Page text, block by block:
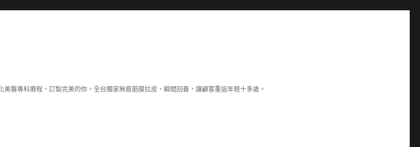
醫專科療程，訂製完美的你。全台獨家無痕筋膜拉皮，瞬間回春，讓顧客重返年輕十多歲。